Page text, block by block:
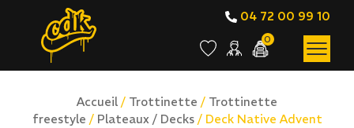
04 72 00 99 10
0
Accueil / Trottinette / Trottinette
freestyle / Plateaux / Decks/ Deck Native Advent